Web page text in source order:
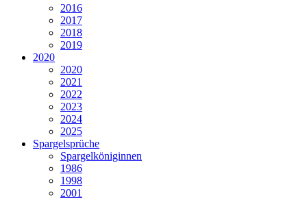
2016
2017
2018
2019
2020
2020
2021
2022
2023
2024
2025
Spargelsprüche
Spargelköniginnen
1986
1998
2001